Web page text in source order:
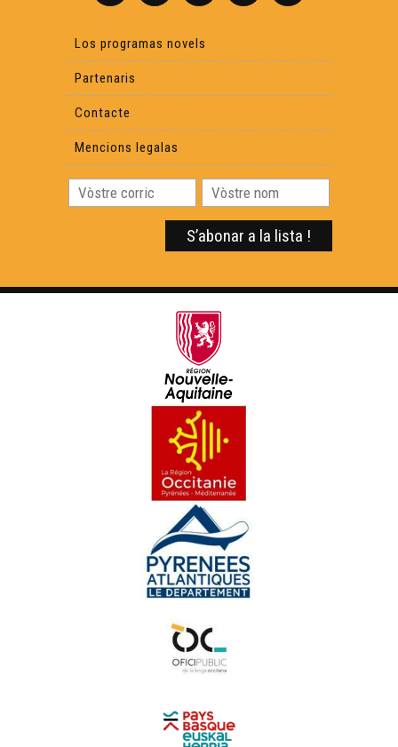
Manufacture Verbale (1)
Luc Aussibal
Canta Se Gausas
Maishanta Lenga & Amassa
Lo Barrut - L'Ombra de Mai
Amassa 02 : D'aquèths charmans endrets d'amor
Pastorala de Bedós
Maishanta lenga : Era Sauta Banassa
Croc'stane (3)
Doctors de Trobar
Los programas novels
Partenaris
Contacte
Mencions legalas